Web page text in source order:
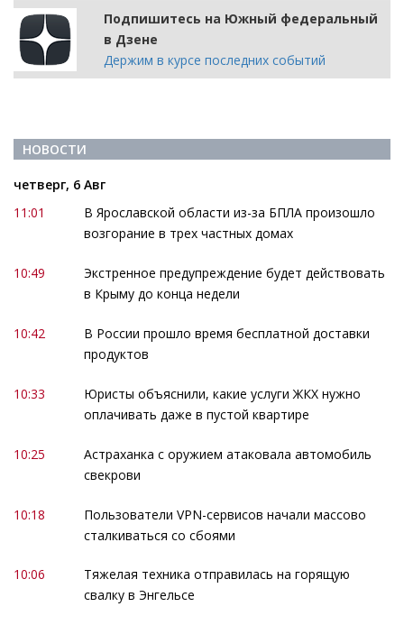
Подпишитесь на Южный федеральный
в Дзене
Держим в курсе последних событий
НОВОСТИ
четверг, 6 Авг
11:01
В Ярославской области из-за БПЛА произошло
возгорание в трех частных домах
10:49
Экстренное предупреждение будет действовать
в Крыму до конца недели
10:42
В России прошло время бесплатной доставки
продуктов
10:33
Юристы объяснили, какие услуги ЖКХ нужно
оплачивать даже в пустой квартире
10:25
Астраханка с оружием атаковала автомобиль
свекрови
10:18
Пользователи VPN-сервисов начали массово
сталкиваться со сбоями
10:06
Тяжелая техника отправилась на горящую
свалку в Энгельсе